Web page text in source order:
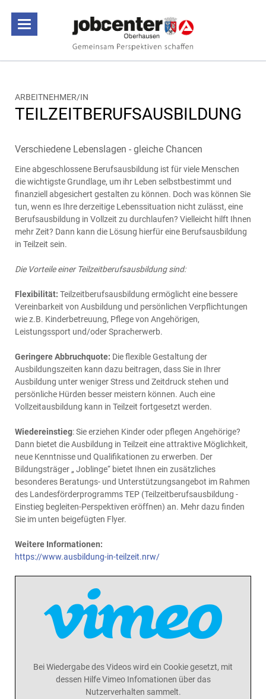
ARBEITNEHMER/IN
TEILZEITBERUFSAUSBILDUNG
Verschiedene Lebenslagen - gleiche Chancen
Eine abgeschlossene Berufsausbildung ist für viele Menschen
die wichtigste Grundlage, um ihr Leben selbstbestimmt und
finanziell abgesichert gestalten zu können. Doch was können Sie
tun, wenn es Ihre derzeitige Lebenssituation nicht zulässt, eine
Berufsausbildung in Vollzeit zu durchlaufen? Vielleicht hilft Ihnen
mehr Zeit? Dann kann die Lösung hierfür eine Berufsausbildung
in Teilzeit sein.
Die Vorteile einer Teilzeitberufsausbildung sind:
Flexibilität: Teilzeitberufsausbildung ermöglicht eine bessere
Vereinbarkeit von Ausbildung und persönlichen Verpflichtungen
wie z.B. Kinderbetreuung, Pflege von Angehörigen,
Leistungssport und/oder Spracherwerb.
Geringere Abbruchquote: Die flexible Gestaltung der
Ausbildungszeiten kann dazu beitragen, dass Sie in Ihrer
Ausbildung unter weniger Stress und Zeitdruck stehen und
persönliche Hürden besser meistern können. Auch eine
Vollzeitausbildung kann in Teilzeit fortgesetzt werden.
Wiedereinstieg: Sie erziehen Kinder oder pflegen Angehörige?
Dann bietet die Ausbildung in Teilzeit eine attraktive Möglichkeit,
neue Kenntnisse und Qualifikationen zu erwerben. Der
Bildungsträger „ Joblinge“ bietet Ihnen ein zusätzliches
besonderes Beratungs- und Unterstützungsangebot im Rahmen
des Landesförderprogramms TEP (Teilzeitberufsausbildung -
Einstieg begleiten-Perspektiven eröffnen) an. Mehr dazu finden
Sie im unten beigefügten Flyer.
Weitere Informationen:
https://www.ausbildung-in-teilzeit.nrw/
Bei Wiedergabe des Videos wird ein Cookie gesetzt, mit
dessen Hilfe Vimeo Infomationen über das
Nutzerverhalten sammelt.